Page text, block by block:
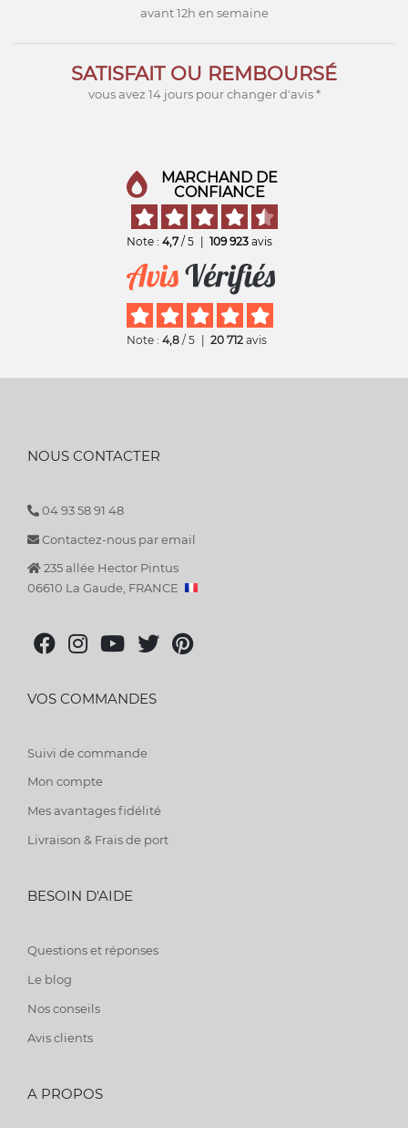
avant 12h en semaine
SATISFAIT OU REMBOURSÉ
vous avez 14 jours pour changer d'avis *
MARCHAND DE
CONFIANCE
Note : 4,7 / 5 109 923 avis
Note : 4,8 / 5 20 712 avis
NOUS CONTACTER
04 93 58 91 48
Contactez-nous par email
235 allée Hector Pintus
06610 La Gaude, FRANCE
VOS COMMANDES
Suivi de commande
Mon compte
Mes avantages fidélité
Livraison & Frais de port
BESOIN D'AIDE
Questions et réponses
Le blog
Nos conseils
Avis clients
A PROPOS